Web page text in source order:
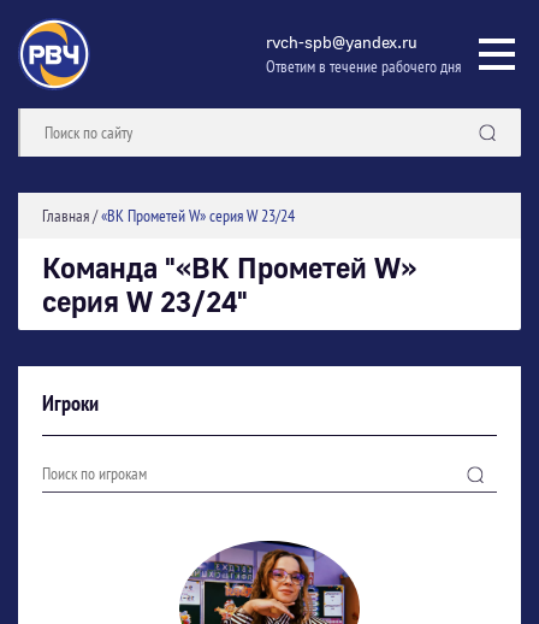
rvch-spb@yandex.ru
Ответим в течение рабочего дня
Главная/«ВК Прометей W» серия W 23/24
Команда "«ВК Прометей W»
серия W 23/24"
Игроки